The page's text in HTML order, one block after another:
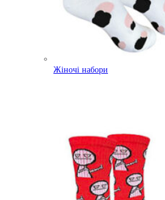
Жіночі набори